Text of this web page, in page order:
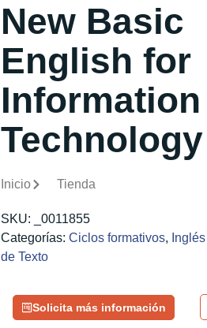
New Basic
English for
Information
Technology
Inicio Tienda
SKU:
_0011855
Categorías: Ciclos formativos,
de Texto
Solicita más información